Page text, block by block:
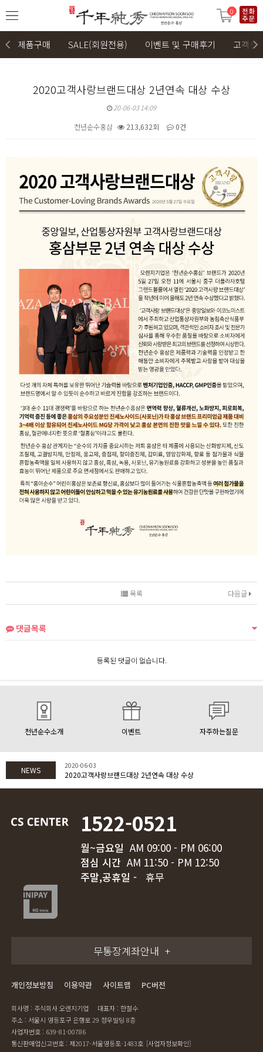
0
제품구매 SALE(회원전용) 이벤트 및 구매후기 고객센
2020고객사랑브랜드대상 2년연속 대상 수상
20-06-03 14:09
천년순수홍삼 213,632회 0건
다음글
목록
댓글목록
등록된 댓글이 없습니다.
천년순수소개 이벤트 자주하는질문
NEWS 2020-06-03
2020고객사랑브랜드대상 2년연속 대상 수상
1522-0521
월~금요일 AM 09:00 - PM 06:00
점심 시간 AM 11:50 - PM 12:50
주말,공휴일 -
휴무
무통장계좌안내
개인정보방침 이용약관 사이트맵 PC버전
회사명 : 주식회사 오렌지기업
대표자 : 한철수
주소 : 서울시 영등포구 은행로 29 정우빌딩 8층
사업자번호 : 639-81-00786
통신판매업신고번호 : 제2017-서울영등포-1483호 [사업자정보확인]